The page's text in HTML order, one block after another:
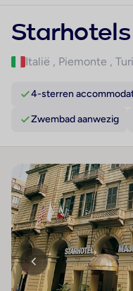
Italië , Piemonte ,
4-sterren
Zwembad aanwezig